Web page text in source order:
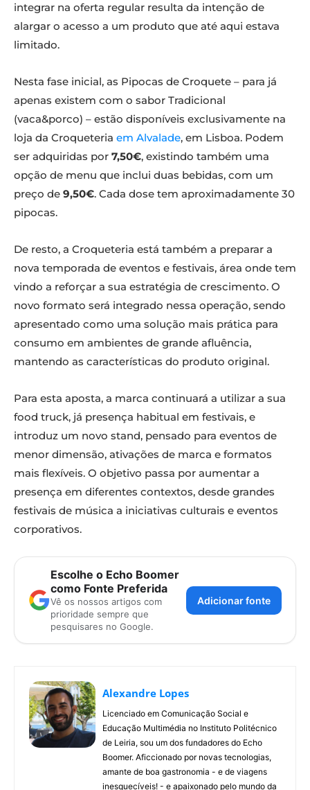
integrar na oferta regular resulta da intenção de
alargar o acesso a um produto que até aqui estava
limitado.
Nesta fase inicial, as Pipocas de Croquete – para já
apenas existem com o sabor Tradicional
(vaca&porco) – estão disponíveis exclusivamente na
loja da Croqueteria em Alvalade, em Lisboa. Podem
ser adquiridas por 7,50€, existindo também uma
opção de menu que inclui duas bebidas, com um
preço de 9,50€. Cada dose tem aproximadamente 30
pipocas.
De resto, a Croqueteria está também a preparar a
nova temporada de eventos e festivais, área onde tem
vindo a reforçar a sua estratégia de crescimento. O
novo formato será integrado nessa operação, sendo
apresentado como uma solução mais prática para
consumo em ambientes de grande afluência,
mantendo as características do produto original.
Para esta aposta, a marca continuará a utilizar a sua
food truck, já presença habitual em festivais, e
introduz um novo stand, pensado para eventos de
menor dimensão, ativações de marca e formatos
mais flexíveis. O objetivo passa por aumentar a
presença em diferentes contextos, desde grandes
festivais de música a iniciativas culturais e eventos
corporativos.
Escolhe o Echo Boomer
como Fonte Preferida
Vê os nossos artigos com
prioridade sempre que
pesquisares no Google.
Adicionar fonte
Alexandre Lopes
Licenciado em Comunicação Social e
Educação Multimédia no Instituto Politécnico
de Leiria, sou um dos fundadores do Echo
Boomer. Aficcionado por novas tecnologias,
amante de boa gastronomia - e de viagens
inesquecíveis! - e apaixonado pelo mundo da